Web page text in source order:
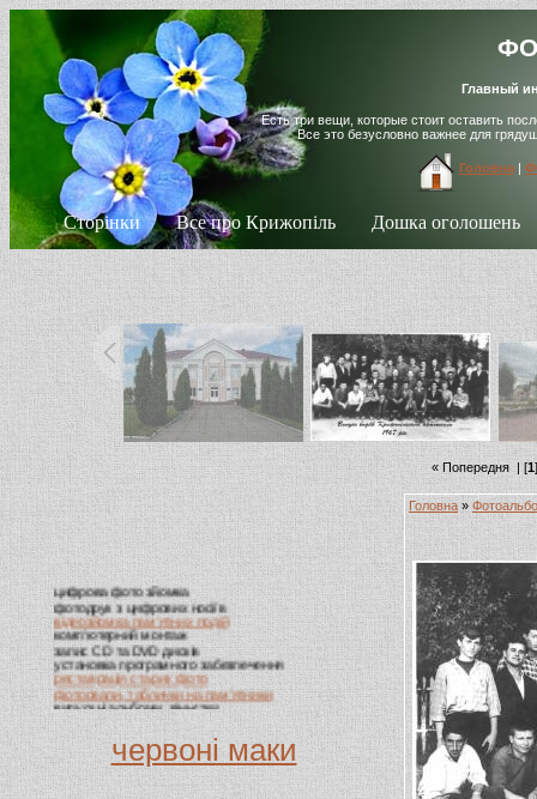
Главный
Есть три вещи, которые стоит оставить
Все это безусловно важнее для
Головна|
Сторінки Все про Крижопіль Дошка оголошень
« Попередня| [1
цифрова фото зйомка
фотодрук з цифрових носіїв
відеозйомка пам'ятних подій
комп'ютерний монтаж
запис CD та DVD дисків
установка програмного забезпечення
реставрація старих фото
фотоовали, таблички на пам'ятники
випускні альбоми, віньєтки
виготовлення візиток
червоні маки
Головна »